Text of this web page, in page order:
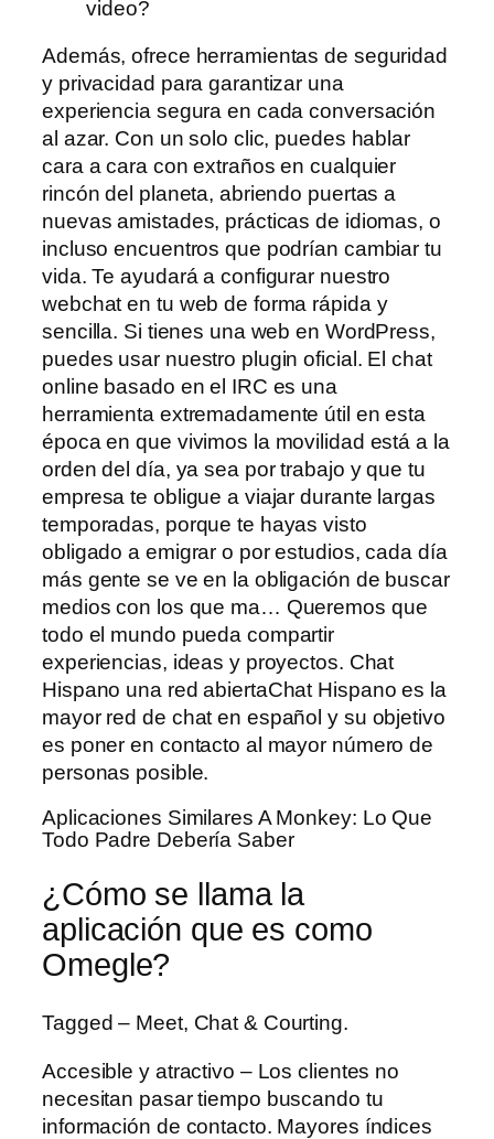
video?
Además, ofrece herramientas de seguridad
y privacidad para garantizar una
experiencia segura en cada conversación
al azar. Con un solo clic, puedes hablar
cara a cara con extraños en cualquier
rincón del planeta, abriendo puertas a
nuevas amistades, prácticas de idiomas, o
incluso encuentros que podrían cambiar tu
vida. Te ayudará a configurar nuestro
webchat en tu web de forma rápida y
sencilla. Si tienes una web en WordPress,
puedes usar nuestro plugin oficial. El chat
online basado en el IRC es una
herramienta extremadamente útil en esta
época en que vivimos la movilidad está a la
orden del día, ya sea por trabajo y que tu
empresa te obligue a viajar durante largas
temporadas, porque te hayas visto
obligado a emigrar o por estudios, cada día
más gente se ve en la obligación de buscar
medios con los que ma… Queremos que
todo el mundo pueda compartir
experiencias, ideas y proyectos. Chat
Hispano una red abiertaChat Hispano es la
mayor red de chat en español y su objetivo
es poner en contacto al mayor número de
personas posible.
Aplicaciones Similares A Monkey: Lo Que
Todo Padre Debería Saber
¿Cómo se llama la
aplicación que es como
Omegle?
Tagged – Meet, Chat & Courting.
Accesible y atractivo – Los clientes no
necesitan pasar tiempo buscando tu
información de contacto. Mayores índices